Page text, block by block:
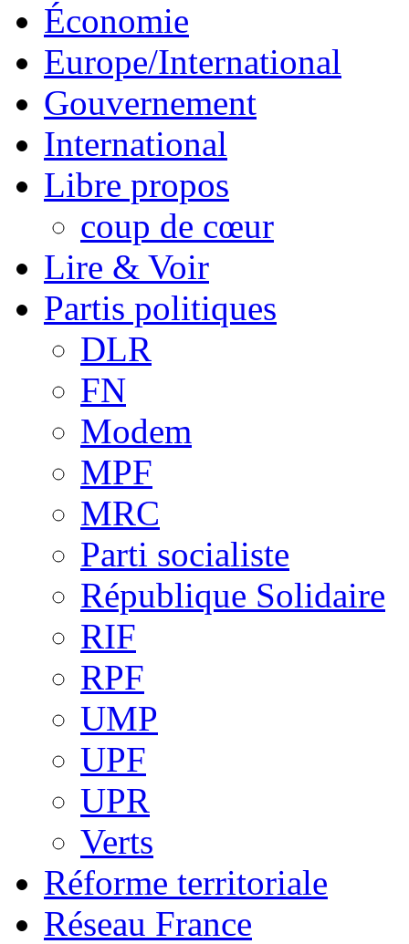
Économie
Europe/International
Gouvernement
International
Libre propos
coup de cœur
Lire & Voir
Partis politiques
DLR
FN
Modem
MPF
MRC
Parti socialiste
République Solidaire
RIF
RPF
UMP
UPF
UPR
Verts
Réforme territoriale
Réseau France